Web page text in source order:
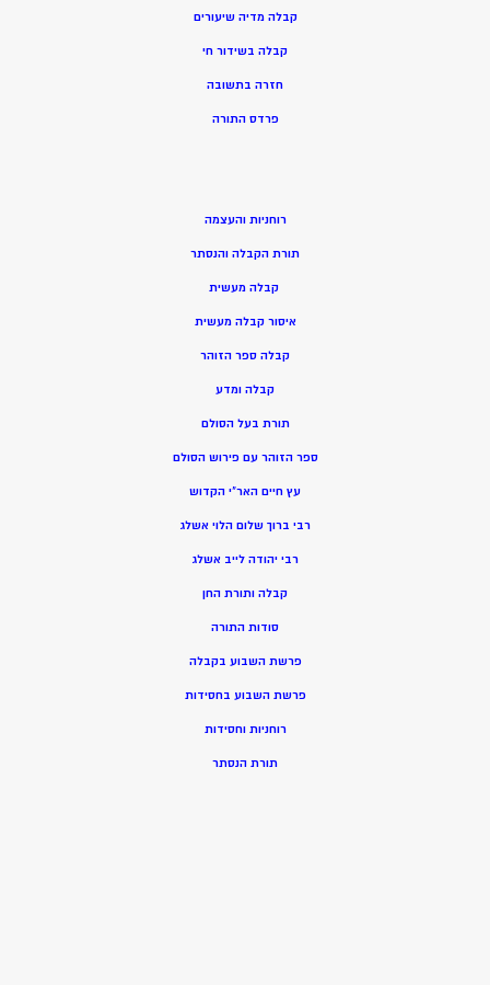
קבלה מדיה שיעורים
קבלה בשידור חי
חזרה בתשובה
פרדס התורה
רוחניות והעצמה
תורת הקבלה והנסתר
קבלה מעשית
איסור קבלה מעשית
קבלה ספר הזוהר
קבלה ומדע
תורת בעל הסולם
ספר הזוהר עם פירוש הסולם
עץ חיים האר”י הקדוש
רבי ברוך שלום הלוי אשלג
רבי יהודה לייב אשלג
קבלה ותורת החן
סודות התורה
פרשת השבוע בקבלה
פרשת השבוע בחסידות
רוחניות וחסידות
תורת הנסתר